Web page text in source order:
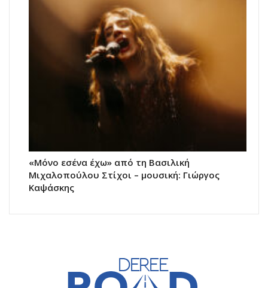
«Μόνο εσένα έχω» από τη Βασιλική
Μιχαλοπούλου Στίχοι – μουσική: Γιώργος
Καψάσκης